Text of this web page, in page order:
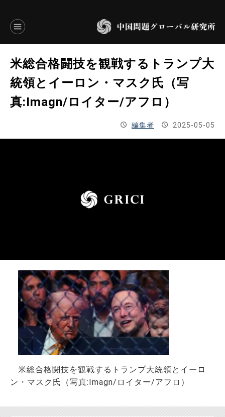
言語別アーカイブ
ENGLISH
JAPANESE
米総合格闘技を観戦するトランプ大
統領とイーロン・マスク氏（写
真:Imagn/ロイター/アフロ）
編集者 2025-05-05
米総合格闘技を観戦するトランプ大統領とイーロ
ン・マスク氏（写真:Imagn/ロイター/アフロ）